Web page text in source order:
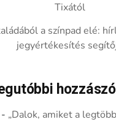
Tixától
a színpad elé:
jegyértékesítés
- „Dalok, amiket a